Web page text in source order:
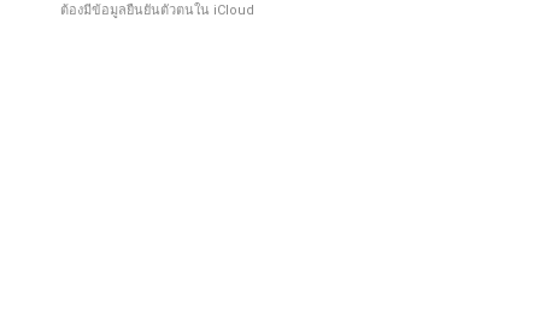
ต้องมีข้อมูลยืนยันตัวตนใน iCloud